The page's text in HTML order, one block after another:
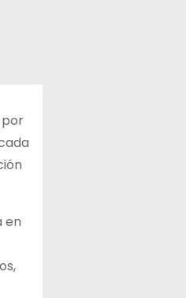
por
en